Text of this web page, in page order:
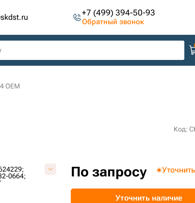
+7 (499) 394-50-93
Обратный звонок
OEM
Код:
0664;
По запросу
Уточнить наличие